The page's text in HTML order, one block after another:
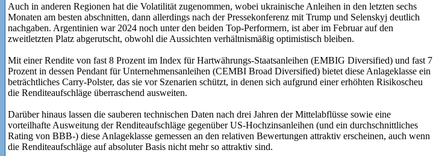
Auch in anderen Regionen hat die Volatilität zugenommen, wobei ukrainische Anleihen in den letzten sechs
Monaten am besten abschnitten, dann allerdings nach der Pressekonferenz mit Trump und Selenskyj deutlich
nachgaben. Argentinien war 2024 noch unter den beiden Top-Performern, ist aber im Februar auf den
zweitletzten Platz abgerutscht, obwohl die Aussichten verhältnismäßig optimistisch bleiben.
Mit einer Rendite von fast 8 Prozent im Index für Hartwährungs-Staatsanleihen (EMBIG Diversified) und fast 7
Prozent in dessen Pendant für Unternehmensanleihen (CEMBI Broad Diversified) bietet diese Anlageklasse ein
beträchtliches Carry-Polster, das sie vor Szenarien schützt, in denen sich aufgrund einer erhöhten Risikoscheu
die Renditeaufschläge überraschend ausweiten.
Darüber hinaus lassen die sauberen technischen Daten nach drei Jahren der Mittelabflüsse sowie eine
vorteilhafte Ausweitung der Renditeaufschläge gegenüber US-Hochzinsanleihen (und ein durchschnittliches
Rating von BBB-) diese Anlageklasse gemessen an den relativen Bewertungen attraktiv erscheinen, auch wenn
die Renditeaufschläge auf absoluter Basis nicht mehr so attraktiv sind.